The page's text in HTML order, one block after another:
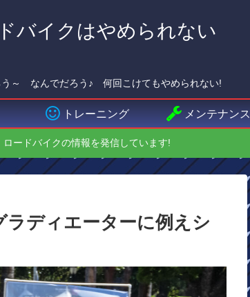
バイクはやめられない
う～ なんでだろう♪ 何回こけてもやめられない!
トレーニング メンテナンス
ロードバイクの情報を発信しています!
ディエーターに例えシ